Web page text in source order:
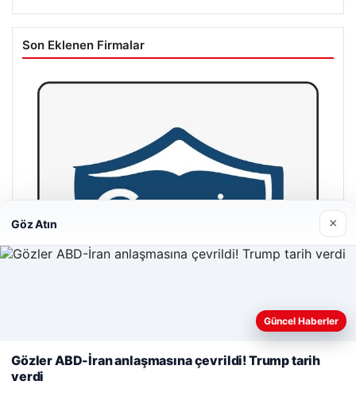
Son Eklenen Firmalar
Web sitemizi nasıl kullandığınızı daha iyi anlayabilmek,
kullanıyoruz. Çerez Politikamız
Reddet
Göz Atın ×
Güncel Haberler
Gözler ABD-İran anlaşmasına çevrildi! Trump tarih
verdi